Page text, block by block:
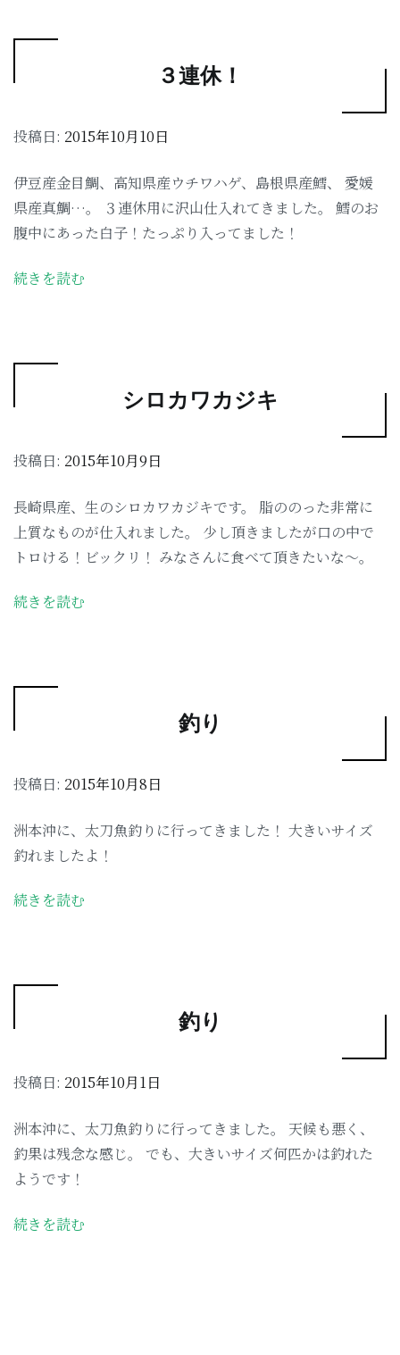
３連休！
投稿日: 2015年10月10日
伊豆産金目鯛、高知県産ウチワハゲ、島根県産鱈、 愛媛
県産真鯛…。 ３連休用に沢山仕入れてきました。 鱈のお
腹中にあった白子！たっぷり入ってました！
続きを読む
シロカワカジキ
投稿日: 2015年10月9日
長崎県産、生のシロカワカジキです。 脂ののった非常に
上質なものが仕入れました。 少し頂きましたが口の中で
トロける！ビックリ！ みなさんに食べて頂きたいな〜。
続きを読む
釣り
投稿日: 2015年10月8日
洲本沖に、太刀魚釣りに行ってきました！ 大きいサイズ
釣れましたよ！
続きを読む
釣り
投稿日: 2015年10月1日
洲本沖に、太刀魚釣りに行ってきました。 天候も悪く、
釣果は残念な感じ。 でも、大きいサイズ何匹かは釣れた
ようです！
続きを読む